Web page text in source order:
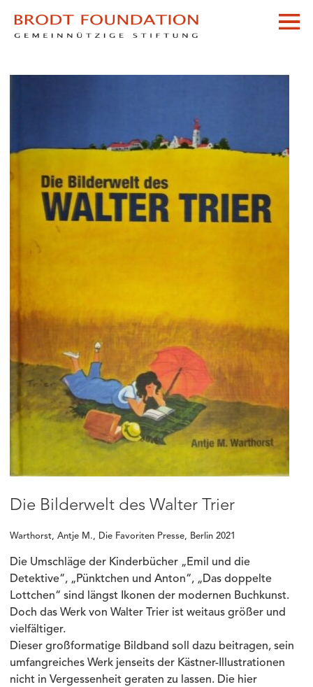
Die Bilderwelt des Walter Trier
Warthorst, Antje M., Die Favoriten Presse, Berlin 2021
Die Umschläge der Kinderbücher „Emil und die
Detektive“, „Pünktchen und Anton“, „Das doppelte
Lottchen“ sind längst Ikonen der modernen Buchkunst.
Doch das Werk von Walter Trier ist weitaus größer und
vielfältiger.
Dieser großformatige Bildband soll dazu beitragen, sein
umfangreiches Werk jenseits der Kästner-Illustrationen
nicht in Vergessenheit geraten zu lassen. Die hier